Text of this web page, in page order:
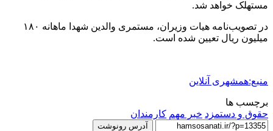
مستهلک خواهد شد.
در تصویب‌نامه هیات وزیران، مستمری والدین شهدا ماهانه ۱۸۰
میلیون ریال تعیین شده است.
منبع:همشهری آنلاین
برچسب ها
حقوق و دستمزد خبر مهم کارمندان
آدرس رونوشت